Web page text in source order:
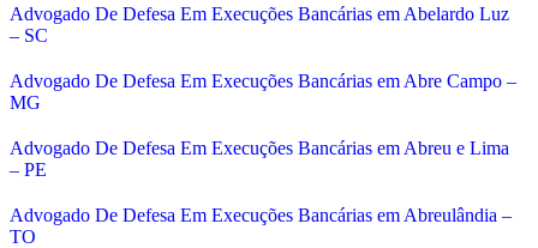
Advogado De Defesa Em Execuções Bancárias em Abelardo Luz
– SC
Advogado De Defesa Em Execuções Bancárias em Abre Campo –
MG
Advogado De Defesa Em Execuções Bancárias em Abreu e Lima
– PE
Advogado De Defesa Em Execuções Bancárias em Abreulândia –
TO